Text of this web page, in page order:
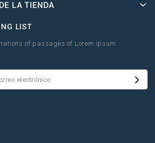
LA TIENDA
LIST
of passages of Lorem Ipsum